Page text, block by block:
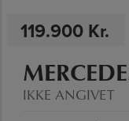
119.900 Kr.
IKKE ANGIVET